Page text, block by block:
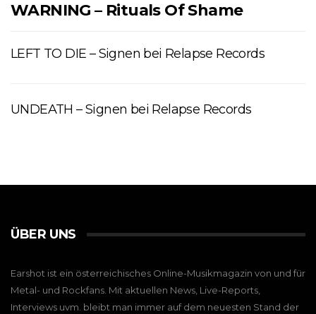
WARNING – Rituals Of Shame
LEFT TO DIE – Signen bei Relapse Records
UNDEATH – Signen bei Relapse Records
ÜBER UNS
Earshot ist ein österreichisches Online-Musikmagazin von und für
Metal- und Rockfans. Mit aktuellen News, Live-Reports,
Interviews uvm. bleibt man immer auf dem neuesten Stand der